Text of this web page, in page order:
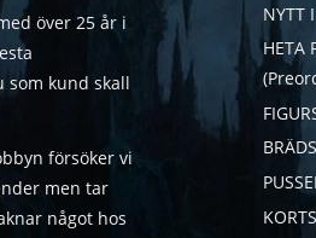
över 25 år i
som kund skall
försöker vi
men tar
något hos
NYTT
HETA